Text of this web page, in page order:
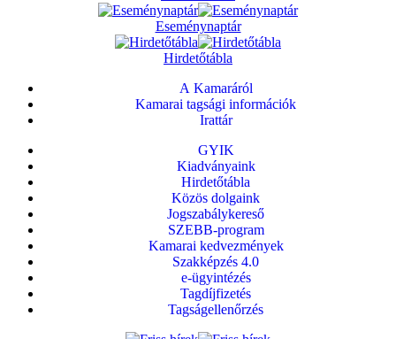
Eseménynaptár
Hirdetőtábla
A Kamaráról
Kamarai tagsági információk
Irattár
GYIK
Kiadványaink
Hirdetőtábla
Közös dolgaink
Jogszabálykereső
SZEBB-program
Kamarai kedvezmények
Szakképzés 4.0
e-ügyintézés
Tagdíjfizetés
Tagságellenőrzés